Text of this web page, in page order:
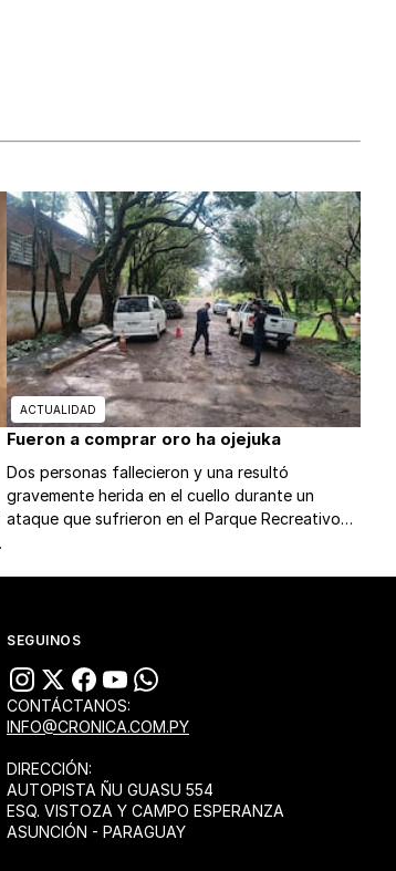
ACTUALIDAD
Fueron a comprar oro ha ojejuka
Dos personas fallecieron y una resultó
gravemente herida en el cuello durante un
ataque que sufrieron en el Parque Recreativo
SEGUINOS
CONTÁCTANOS:
INFO@CRONICA.COM.PY
DIRECCIÓN:
AUTOPISTA ÑU GUASU 554
ESQ. VISTOZA Y CAMPO ESPERANZA
ASUNCIÓN - PARAGUAY